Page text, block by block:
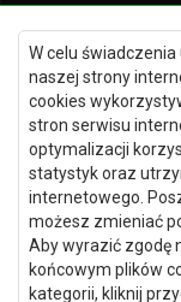
W celu
naszej strony
cookies
stron serwisu
optymalizacji
statystyk oraz
internetowego.
możesz zmieniać
Aby wyrazić zgodę
końcowym plików
kategorii, kliknij